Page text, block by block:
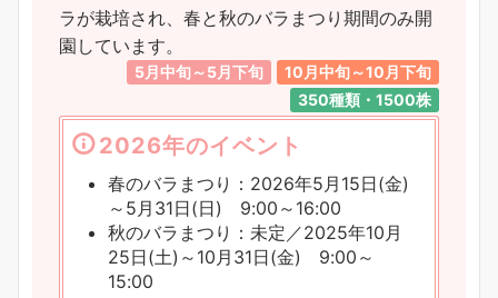
ラが栽培され、春と秋のバラまつり期間のみ開
園しています。
5月中旬～5月下旬
10月中旬～10月下旬
350種類・1500株
2026年のイベント
春のバラまつり：2026年5月15日(金)
～5月31日(日) 9:00～16:00
秋のバラまつり：未定／2025年10月
25日(土)～10月31日(金) 9:00～
15:00